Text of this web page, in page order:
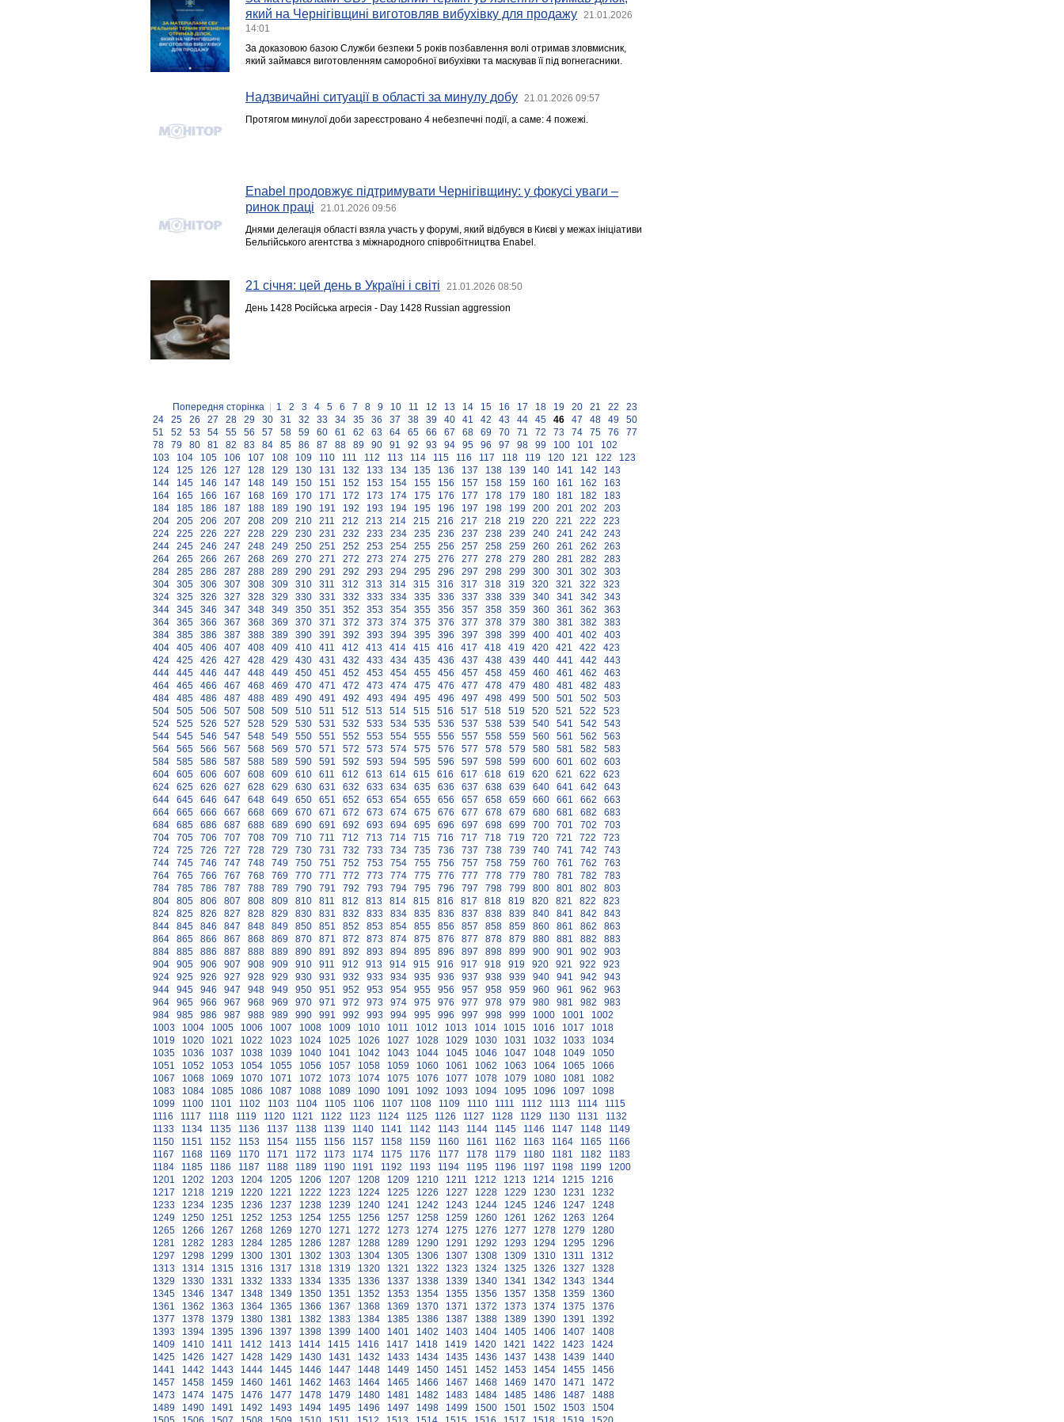
який на Чернігівщині виготовляв вибухівку для продажу
21.01.2026
14:01
За доказовою базою Служби безпеки 5 років позбавлення волі отримав зловмисник,
який займався виготовленням саморобної вибухівки та маскував її під вогнегасники.
Надзвичайні ситуації в області за минулу добу 21.01.2026 09:57
Протягом минулої доби зареєстровано 4 небезпечні події, а саме: 4 пожежі.
Enabel продовжує підтримувати Чернігівщину: у фокусі уваги –
ринок праці
21.01.2026 09:56
Днями делегація області взяла участь у форумі, який відбувся в Києві у межах ініціативи
Бельгійського агентства з міжнародного співробітництва Enabel.
21 січня: цей день в Україні і світі 21.01.2026 08:50
День 1428 Російська агресія - Day 1428 Russian aggression
Попередня сторінка 1 2 3 4 5 6 7 8 9 10 11 12 13 14 15 16 17 18 19 20 21 22
23
24
25 26 27 28 29 30 31 32 33 34 35 36 37 38 39 40 41 42 43 44 45 46 47 48 49
50
51
52 53 54 55 56 57 58 59 60 61 62 63 64 65 66 67 68 69 70 71 72 73 74 75 76
77
78
79 80 81 82 83 84 85 86 87 88 89 90 91 92 93 94 95 96 97 98 99 100 101
102
103
104 105 106 107 108 109 110 111 112 113 114 115 116 117 118 119 120 121 122
123
124
125 126 127 128 129 130 131 132 133 134 135 136 137 138 139 140 141 142
143
144
145 146 147 148 149 150 151 152 153 154 155 156 157 158 159 160 161 162
163
164
165 166 167 168 169 170 171 172 173 174 175 176 177 178 179 180 181 182
183
184
185 186 187 188 189 190 191 192 193 194 195 196 197 198 199 200 201 202
203
204
205 206 207 208 209 210 211 212 213 214 215 216 217 218 219 220 221 222
223
224
225 226 227 228 229 230 231 232 233 234 235 236 237 238 239 240 241 242
243
244
245 246 247 248 249 250 251 252 253 254 255 256 257 258 259 260 261 262
263
264
265 266 267 268 269 270 271 272 273 274 275 276 277 278 279 280 281 282
283
284
285 286 287 288 289 290 291 292 293 294 295 296 297 298 299 300 301 302
303
304
305 306 307 308 309 310 311 312 313 314 315 316 317 318 319 320 321 322
323
324
325 326 327 328 329 330 331 332 333 334 335 336 337 338 339 340 341 342
343
344
345 346 347 348 349 350 351 352 353 354 355 356 357 358 359 360 361 362
363
364
365 366 367 368 369 370 371 372 373 374 375 376 377 378 379 380 381 382
383
384
385 386 387 388 389 390 391 392 393 394 395 396 397 398 399 400 401 402
403
404
405 406 407 408 409 410 411 412 413 414 415 416 417 418 419 420 421 422
423
424
425 426 427 428 429 430 431 432 433 434 435 436 437 438 439 440 441 442
443
444
445 446 447 448 449 450 451 452 453 454 455 456 457 458 459 460 461 462
463
464
465 466 467 468 469 470 471 472 473 474 475 476 477 478 479 480 481 482
483
484
485 486 487 488 489 490 491 492 493 494 495 496 497 498 499 500 501 502
503
504
505 506 507 508 509 510 511 512 513 514 515 516 517 518 519 520 521 522
523
524
525 526 527 528 529 530 531 532 533 534 535 536 537 538 539 540 541 542
543
544
545 546 547 548 549 550 551 552 553 554 555 556 557 558 559 560 561 562
563
564
565 566 567 568 569 570 571 572 573 574 575 576 577 578 579 580 581 582
583
584
585 586 587 588 589 590 591 592 593 594 595 596 597 598 599 600 601 602
603
604
605 606 607 608 609 610 611 612 613 614 615 616 617 618 619 620 621 622
623
624
625 626 627 628 629 630 631 632 633 634 635 636 637 638 639 640 641 642
643
644
645 646 647 648 649 650 651 652 653 654 655 656 657 658 659 660 661 662
663
664
665 666 667 668 669 670 671 672 673 674 675 676 677 678 679 680 681 682
683
684
685 686 687 688 689 690 691 692 693 694 695 696 697 698 699 700 701 702
703
704
705 706 707 708 709 710 711 712 713 714 715 716 717 718 719 720 721 722
723
724
725 726 727 728 729 730 731 732 733 734 735 736 737 738 739 740 741 742
743
744
745 746 747 748 749 750 751 752 753 754 755 756 757 758 759 760 761 762
763
764
765 766 767 768 769 770 771 772 773 774 775 776 777 778 779 780 781 782
783
784
785 786 787 788 789 790 791 792 793 794 795 796 797 798 799 800 801 802
803
804
805 806 807 808 809 810 811 812 813 814 815 816 817 818 819 820 821 822
823
824
825 826 827 828 829 830 831 832 833 834 835 836 837 838 839 840 841 842
843
844
845 846 847 848 849 850 851 852 853 854 855 856 857 858 859 860 861 862
863
864
865 866 867 868 869 870 871 872 873 874 875 876 877 878 879 880 881 882
883
884
885 886 887 888 889 890 891 892 893 894 895 896 897 898 899 900 901 902
903
904
905 906 907 908 909 910 911 912 913 914 915 916 917 918 919 920 921 922
923
924
925 926 927 928 929 930 931 932 933 934 935 936 937 938 939 940 941 942
943
944
945 946 947 948 949 950 951 952 953 954 955 956 957 958 959 960 961 962
963
964
965 966 967 968 969 970 971 972 973 974 975 976 977 978 979 980 981 982
983
984
985 986 987 988 989 990 991 992 993 994 995 996 997 998 999 1000 1001
1002
1003
1004 1005 1006 1007 1008 1009 1010 1011 1012 1013 1014 1015 1016 1017
1018
1019
1020 1021 1022 1023 1024 1025 1026 1027 1028 1029 1030 1031 1032 1033
1034
1035
1036 1037 1038 1039 1040 1041 1042 1043 1044 1045 1046 1047 1048 1049
1050
1051
1052 1053 1054 1055 1056 1057 1058 1059 1060 1061 1062 1063 1064 1065
1066
1067
1068 1069 1070 1071 1072 1073 1074 1075 1076 1077 1078 1079 1080 1081
1082
1083
1084 1085 1086 1087 1088 1089 1090 1091 1092 1093 1094 1095 1096 1097
1098
1099
1100 1101 1102 1103 1104 1105 1106 1107 1108 1109 1110 1111 1112 1113 1114
1115
1116
1117 1118 1119 1120 1121 1122 1123 1124 1125 1126 1127 1128 1129 1130 1131
1132
1133
1134 1135 1136 1137 1138 1139 1140 1141 1142 1143 1144 1145 1146 1147 1148
1149
1150
1151 1152 1153 1154 1155 1156 1157 1158 1159 1160 1161 1162 1163 1164 1165
1166
1167
1168 1169 1170 1171 1172 1173 1174 1175 1176 1177 1178 1179 1180 1181 1182
1183
1184
1185 1186 1187 1188 1189 1190 1191 1192 1193 1194 1195 1196 1197 1198 1199
1200
1201
1202 1203 1204 1205 1206 1207 1208 1209 1210 1211 1212 1213 1214 1215
1216
1217
1218 1219 1220 1221 1222 1223 1224 1225 1226 1227 1228 1229 1230 1231
1232
1233
1234 1235 1236 1237 1238 1239 1240 1241 1242 1243 1244 1245 1246 1247
1248
1249
1250 1251 1252 1253 1254 1255 1256 1257 1258 1259 1260 1261 1262 1263
1264
1265
1266 1267 1268 1269 1270 1271 1272 1273 1274 1275 1276 1277 1278 1279
1280
1281
1282 1283 1284 1285 1286 1287 1288 1289 1290 1291 1292 1293 1294 1295
1296
1297
1298 1299 1300 1301 1302 1303 1304 1305 1306 1307 1308 1309 1310 1311
1312
1313
1314 1315 1316 1317 1318 1319 1320 1321 1322 1323 1324 1325 1326 1327
1328
1329
1330 1331 1332 1333 1334 1335 1336 1337 1338 1339 1340 1341 1342 1343
1344
1345
1346 1347 1348 1349 1350 1351 1352 1353 1354 1355 1356 1357 1358 1359
1360
1361
1362 1363 1364 1365 1366 1367 1368 1369 1370 1371 1372 1373 1374 1375
1376
1377
1378 1379 1380 1381 1382 1383 1384 1385 1386 1387 1388 1389 1390 1391
1392
1393
1394 1395 1396 1397 1398 1399 1400 1401 1402 1403 1404 1405 1406 1407
1408
1409
1410 1411 1412 1413 1414 1415 1416 1417 1418 1419 1420 1421 1422 1423
1424
1425
1426 1427 1428 1429 1430 1431 1432 1433 1434 1435 1436 1437 1438 1439
1440
1441
1442 1443 1444 1445 1446 1447 1448 1449 1450 1451 1452 1453 1454 1455
1456
1457
1458 1459 1460 1461 1462 1463 1464 1465 1466 1467 1468 1469 1470 1471
1472
1473
1474 1475 1476 1477 1478 1479 1480 1481 1482 1483 1484 1485 1486 1487
1488
1489
1490 1491 1492 1493 1494 1495 1496 1497 1498 1499 1500 1501 1502 1503
1504